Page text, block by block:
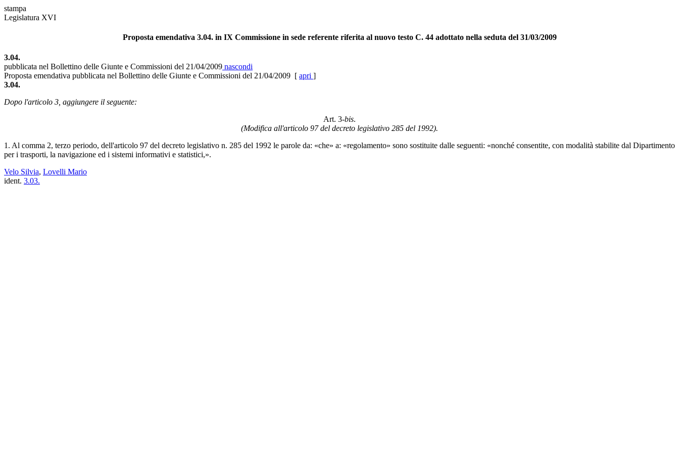
stampa
Legislatura XVI
Proposta emendativa 3.04. in IX Commissione in sede referente riferita al nuovo testo C. 44 adottato nella seduta del 31/03/2009
3.04.
pubblicata nel Bollettino delle Giunte e Commissioni del 21/04/2009 nascondi
Proposta emendativa pubblicata nel Bollettino delle Giunte e Commissioni del 21/04/2009 [ apri ]
3.04.
Dopo l'articolo 3, aggiungere il seguente:
Art. 3-bis.
(Modifica all'articolo 97 del decreto legislativo 285 del 1992).
1. Al comma 2, terzo periodo, dell'articolo 97 del decreto legislativo n. 285 del 1992 le parole da: «che» a: «regolamento» sono sostituite dalle seguenti: «nonché consentite, con modalità stabilite dal Dipartimento
per i trasporti, la navigazione ed i sistemi informativi e statistici,».
Velo Silvia, Lovelli Mario
ident. 3.03.